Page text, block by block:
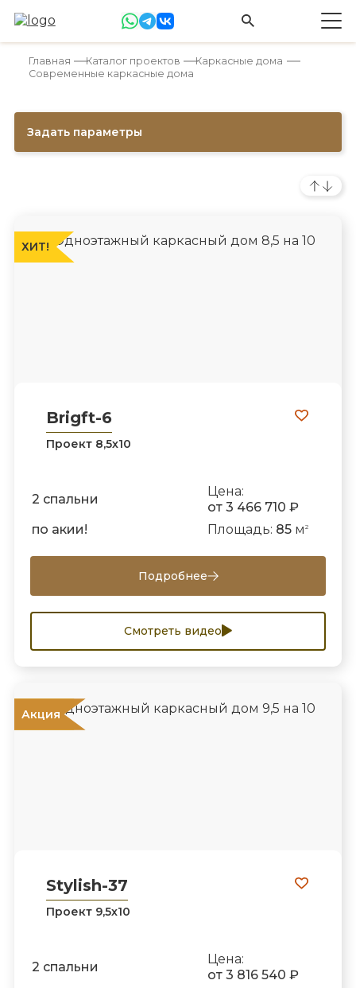
Главная Каталог проектов
Каркасные дома
Современные каркасные дома
Задать параметры
ХИТ!
Brigft-6
Проект 8,5х10
2 спальни
Цена:
от 3 466 710 ₽
по акии!
Площадь: 85м 2
Подробнее
Смотреть видео
ХИТ!
Акция
Stylish-37
Проект 9,5х10
2 спальни
Цена:
от 3 816 540 ₽